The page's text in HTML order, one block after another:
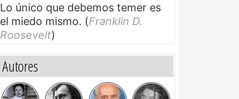
Lo único que debemos temer es
el miedo mismo. (Franklin D.
Roosevelt)
Autores